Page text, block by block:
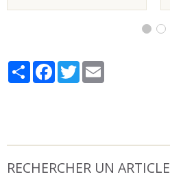
PartagerFacebook
Twitter
RECHERCHER UN ARTICLE